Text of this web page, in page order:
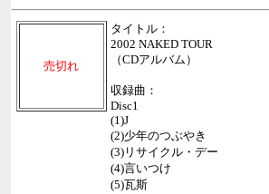
売切れ
タイトル：
2002 NAKED TOUR
（CDアルバム）
収録曲：
Disc1
(1)J
(2)少年のつぶやき
(3)リサイクル・デー
(4)言いつけ
(5)瓦斯